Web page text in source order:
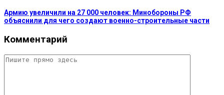
Армию увеличили на 27 000 человек: Минобороны РФ
объяснили для чего создают военно-строительные части
Комментарий